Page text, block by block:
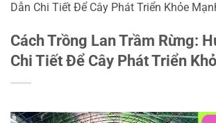
Dẫn Chi Tiết Để Cây Phát Triển Khỏe
Cách Trồng Lan Trầm Rừng:
Chi Tiết Để Cây Phát Triển